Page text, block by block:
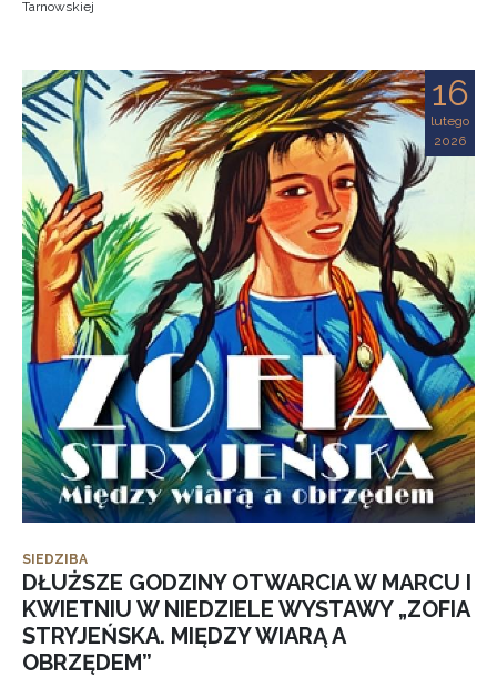
Tarnowskiej
16
lutego
2026
SIEDZIBA
DŁUŻSZE GODZINY OTWARCIA W MARCU I
KWIETNIU W NIEDZIELE WYSTAWY „ZOFIA
STRYJEŃSKA. MIĘDZY WIARĄ A
OBRZĘDEM”